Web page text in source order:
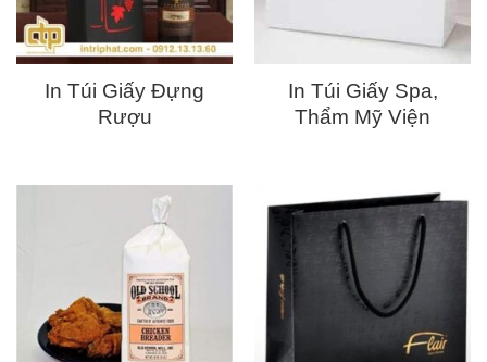
In Túi Giấy Đựng
Rượu
In Túi Giấy Spa,
Thẩm Mỹ Viện